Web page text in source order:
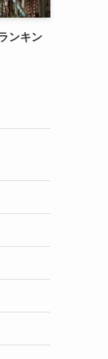
ンキン